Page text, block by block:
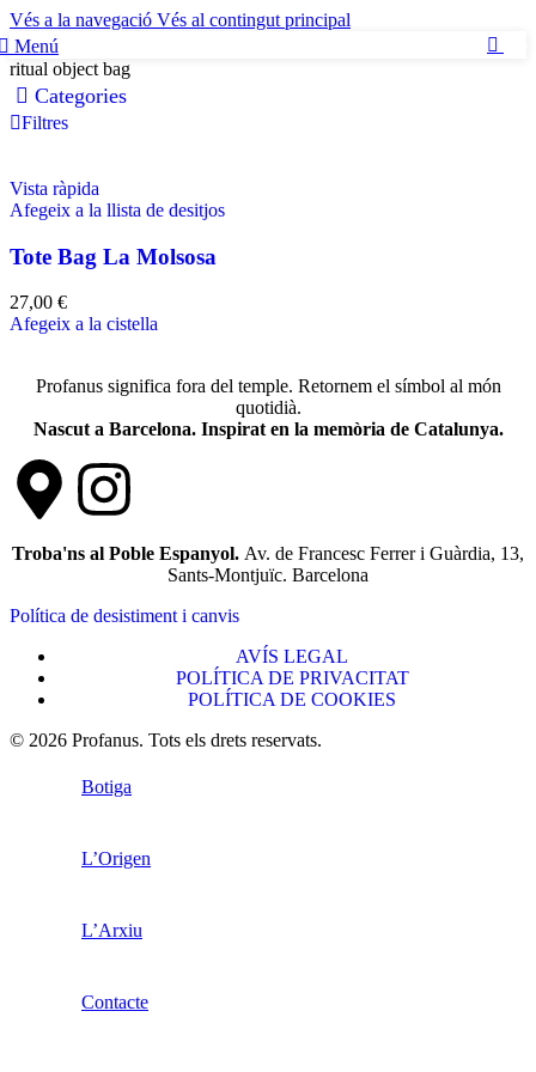
Vés a la navegació Vés al contingut principal
Menú
ritual object bag
Categories
Filtres
Vista ràpida
Afegeix a la llista de desitjos
Tote Bag La Molsosa
27,00 €
Afegeix a la cistella
Profanus significa fora del temple. Retornem el símbol al món
quotidià.
Nascut a Barcelona. Inspirat en la memòria de Catalunya.
Troba'ns al Poble Espanyol. Av. de Francesc Ferrer i Guàrdia, 13,
Sants-Montjuïc. Barcelona
Política de desistiment i canvis
AVÍS LEGAL
POLÍTICA DE PRIVACITAT
POLÍTICA DE COOKIES
© 2026 Profanus. Tots els drets reservats.
Botiga
L’Origen
L’Arxiu
Contacte